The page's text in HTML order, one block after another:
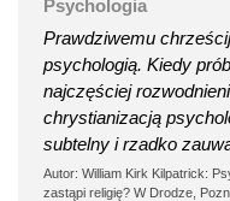
Psychologia
Prawdziwemu
psychologią. Kiedy
najczęściej
chrystianizacją
subtelny i rzadko
Autor: William Kirk Kilpatrick:
zastąpi religię? W Drodze,